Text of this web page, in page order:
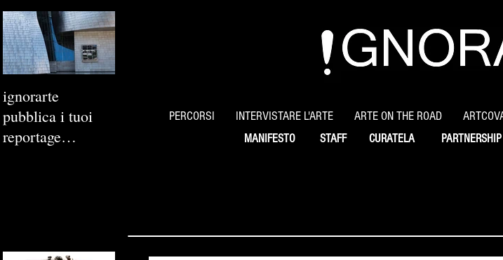
ignorarte
pubblica i tuoi
reportage
PERCORSI INTERVISTARE L'ARTE ARTE ON THE ROAD
MANIFESTO STAFF CURATELA PARTNERSHIP